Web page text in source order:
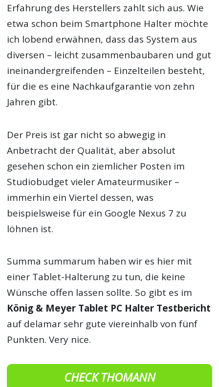
Erfahrung des Herstellers zahlt sich aus. Wie
etwa schon beim Smartphone Halter möchte
ich lobend erwähnen, dass das System aus
diversen – leicht zusammenbaubaren und gut
ineinandergreifenden – Einzelteilen besteht,
für die es eine Nachkaufgarantie von zehn
Jahren gibt.
Der Preis ist gar nicht so abwegig in
Anbetracht der Qualität, aber absolut
gesehen schon ein ziemlicher Posten im
Studiobudget vieler Amateurmusiker –
immerhin ein Viertel dessen, was
beispielsweise für ein Google Nexus 7 zu
löhnen ist.
Summa summarum haben wir es hier mit
einer Tablet-Halterung zu tun, die keine
Wünsche offen lassen sollte. So gibt es im
König & Meyer Tablet PC Halter Testbericht
auf delamar sehr gute viereinhalb von fünf
Punkten. Very nice.
CHECK THOMANN